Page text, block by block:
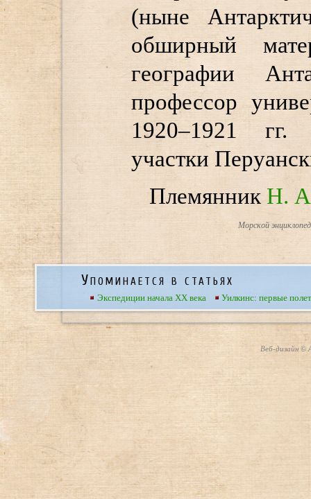
(ныне
обширный
географии
профессор
1920–1921 гг.
участки
Племянник Н.
Морской
Упоминается в статьях
Экспедиции начала XX века Уилкинс: первые
Веб-дизайн ©